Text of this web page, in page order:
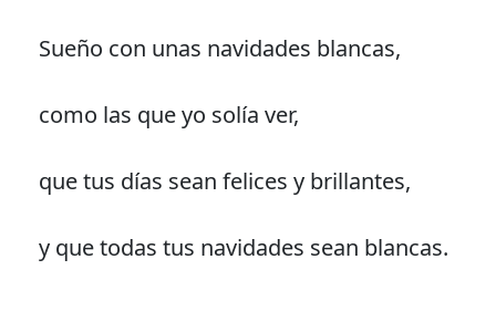
Sueño con unas navidades blancas,
como las que yo solía ver,
que tus días sean felices y brillantes,
y que todas tus navidades sean blancas.